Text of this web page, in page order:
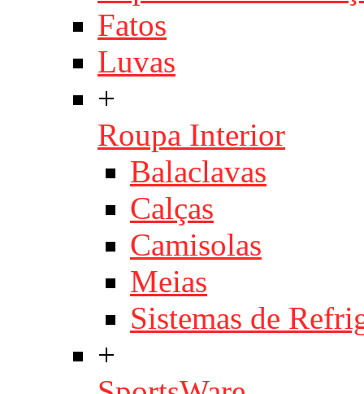
Fatos
Luvas
+
Roupa Interior
Balaclavas
Calças
Camisolas
Meias
Sistemas de
+